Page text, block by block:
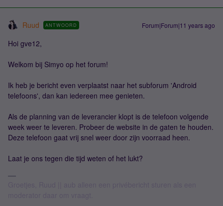
Ruud ANTWOORD Forum|Forum|11 years ago
Hoi gve12,
Welkom bij Simyo op het forum!
Ik heb je bericht even verplaatst naar het subforum 'Android
telefoons', dan kan iedereen mee genieten.
Als de planning van de leverancier klopt is de telefoon volgende
week weer te leveren. Probeer de website in de gaten te houden.
Deze telefoon gaat vrij snel weer door zijn voorraad heen.
Laat je ons tegen die tijd weten of het lukt?